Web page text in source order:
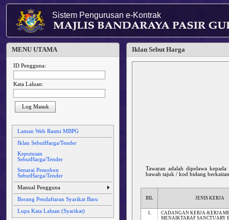
Sistem Pengurusan e-Kontrak
MENU UTAMA
ID Pengguna:
Kata Laluan:
Log Masuk
Laman Web Rasmi MBPG
Iklan SebutHarga/Tender
Keputusan
SebutHarga/Tender
Senarai Pemohon
SebutHarga/Tender
Manual Pengguna
Borang Pendaftaran Syarikat Baru
Lupa Kata Laluan (Syarikat)
Iklan Sebut Harga
Tawaran adalah dipelawa
bawah tajuk / kod bidang
BIL JENIS KERJA
1.
CADANGAN KERJA-KERJA
MENAIKTARAF SANCTUARY